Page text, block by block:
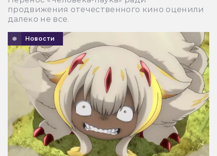
продвижения отечественного кино оценили
далеко не все.
Новости